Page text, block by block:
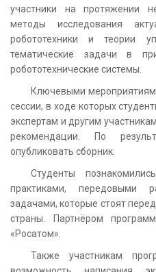
участники на протяжении
методы исследования
робототехники и теории
тематические задачи в
робототехнические системы.
Ключевыми
сессии, в ходе которых
экспертам и другим
рекомендации. По
опубликовать сборник.
Студенты
практиками, передовыми
задачами, которые стоят
страны. Партнёром
«Росатом».
Также участникам